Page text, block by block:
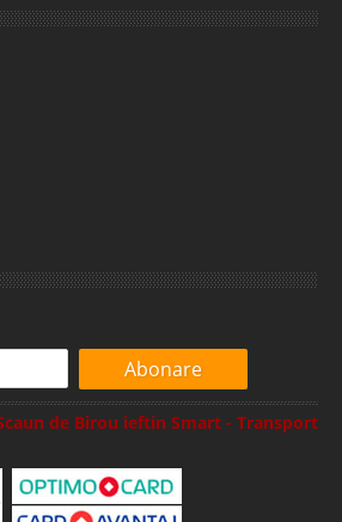
Abonare
de Birou ieftin Smart - Transport